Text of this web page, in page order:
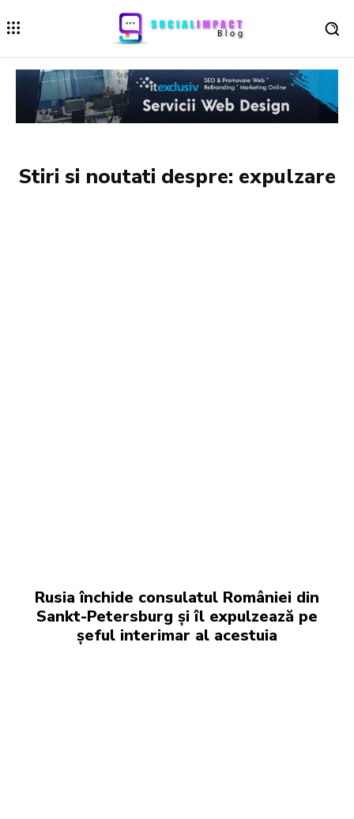
Stiri si noutati despre: expulzare
Rusia închide consulatul României din
Sankt-Petersburg și îl expulzează pe
șeful interimar al acestuia